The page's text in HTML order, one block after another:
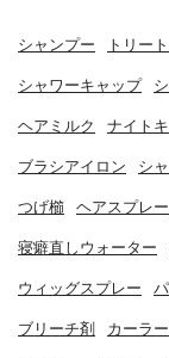
シャンプー トリー
シャワーキャップ
ヘアミルク ナイト
ブラシアイロン シ
つげ櫛 ヘアスプレー
寝癖直しウォーター
ウィッグスプレー
ブリーチ剤 カーラー